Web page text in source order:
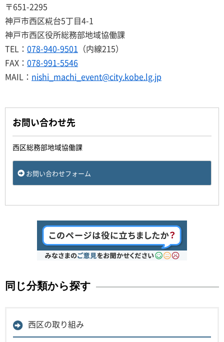
〒651-2295
神戸市西区糀台5丁目4-1
神戸市西区役所総務部地域協働課
TEL： 078-940-9501 （内線215）
FAX： 078-991-5546
MAIL： nishi_machi_event@city.kobe.lg.jp
お問い合わせ先
西区総務部地域協働課
お問い合わせフォーム
同じ分類から探す
西区の取り組み